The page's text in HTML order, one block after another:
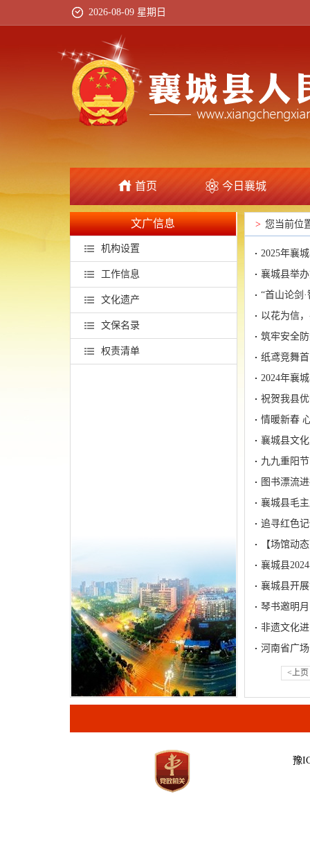
2026-08-09 星期日
首页 今日襄城
文广信息
机构设置
工作信息
文化遗产
文保名录
权责清单
> 您当前位
2025年襄
襄城县举
“首山论剑
以花为信
筑牢安全
纸鸢竞舞
2024年襄
祝贺我县
情暖新春
襄城县文
九九重阳
图书漂流
襄城县毛
追寻红色
【场馆动
襄城县
襄城县开
琴书邀明
非遗文化
河南省广
<上页
豫